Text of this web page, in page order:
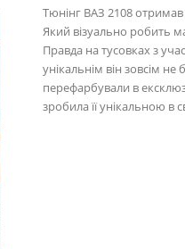
Тюнінг ВАЗ 2108
Який візуально робить
Правда на тусовках з
унікальнім він зовсім
перефарбували в
зробила її унікальною в